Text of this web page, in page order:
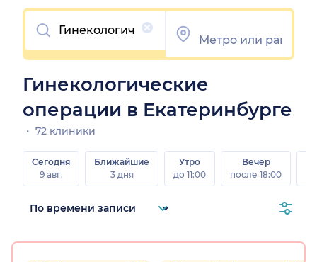
Очистить
Гинекологические
операции в Екатеринбурге
72 клиники
Сегодня
9 авг.
Ближайшие
3 дня
Утро
до 11:00
Вечер
после 18:00